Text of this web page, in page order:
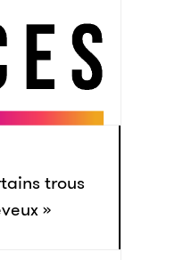
trous
»